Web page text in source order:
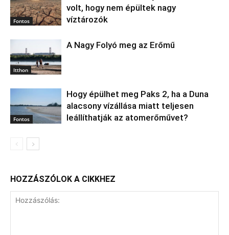
Fontos
volt, hogy nem épültek nagy
víztározók
Itthon
A Nagy Folyó meg az Erőmű
Fontos
Hogy épülhet meg Paks 2, ha a Duna
alacsony vízállása miatt teljesen
leállíthatják az atomerőművet?
HOZZÁSZÓLOK A CIKKHEZ